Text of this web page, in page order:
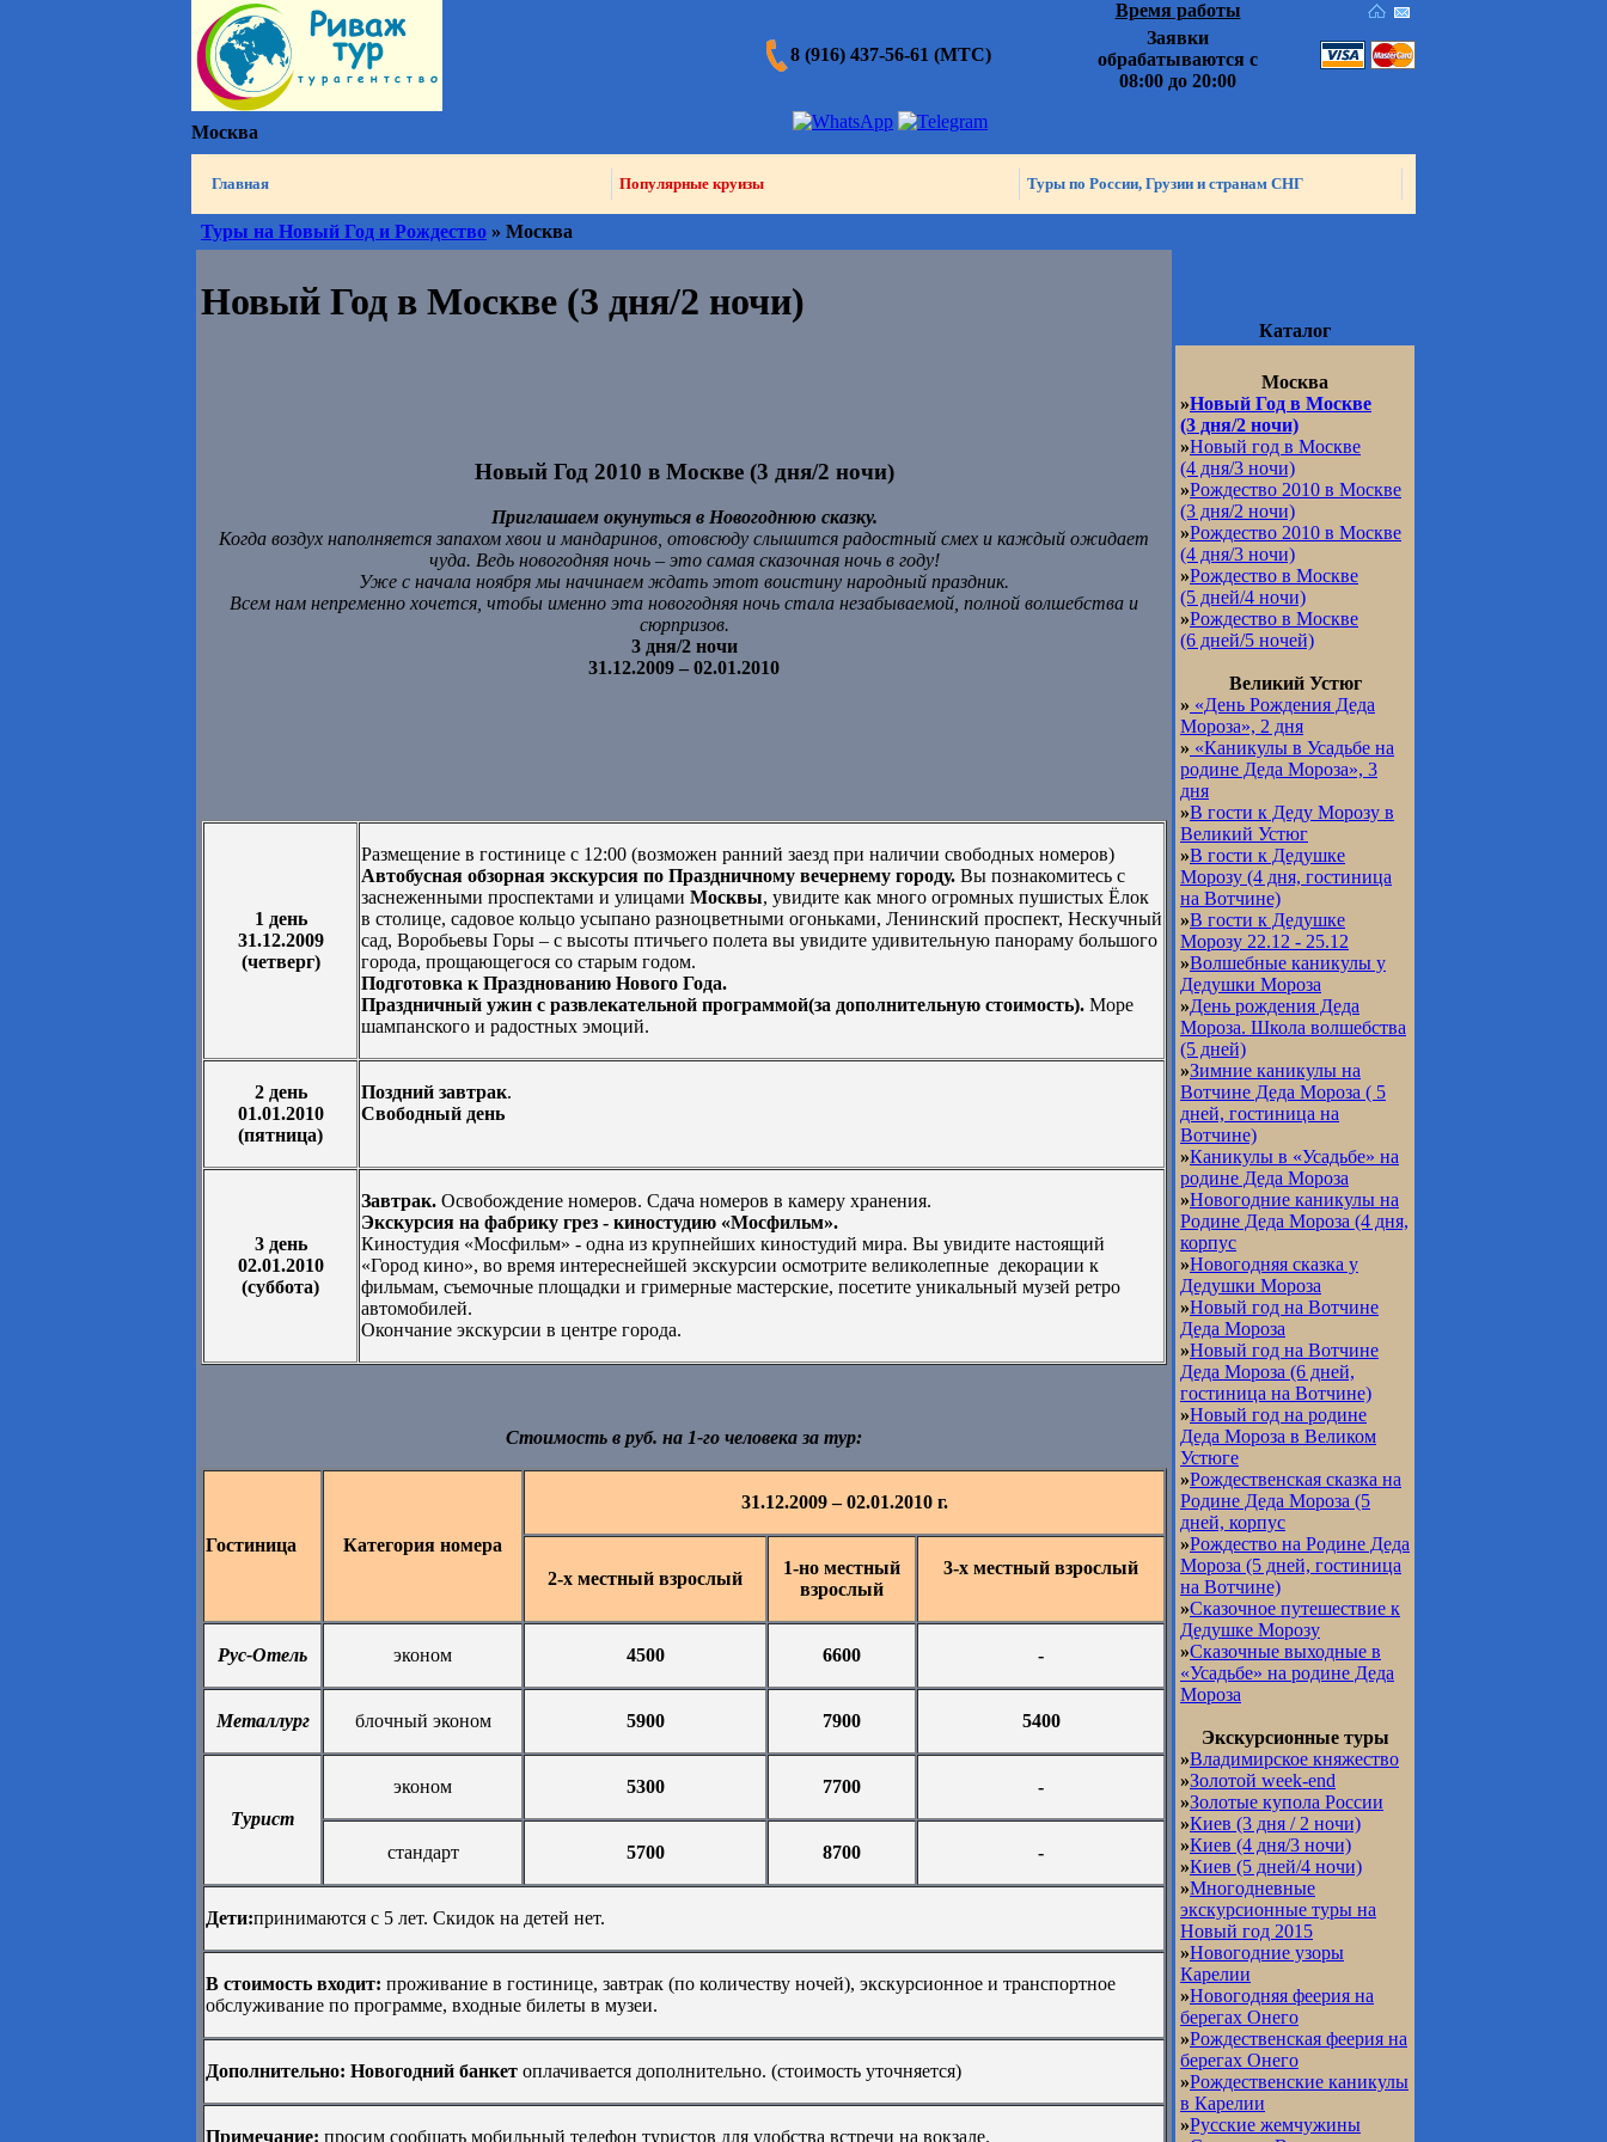
8 (916) 437-56-61 (МТС)
Время работы
Заявки
обрабатываются с
08:00 до 20:00
Москва
Главная Популярные круизы Туры по России, Грузии и странам СНГ
Туры на Новый Год и Рождество » Москва
Новый Год в Москве (3 дня/2 ночи)
Новый Год 2010 в Москве (3 дня/2 ночи)
Приглашаем окунуться в Новогоднюю сказку.
Когда воздух наполняется запахом хвои и мандаринов, отовсюду слышится радостный смех и каждый ожидает
чуда. Ведь новогодняя ночь – это самая сказочная ночь в году!
Уже с начала ноября мы начинаем ждать этот воистину народный праздник.
Всем нам непременно хочется, чтобы именно эта новогодняя ночь стала незабываемой, полной волшебства и
сюрпризов.
3 дня/2 ночи
31.12.2009 – 02.01.2010
1 день
31.12.2009
(четверг)
Размещение в гостинице с 12:00 (возможен ранний заезд при наличии свободных номеров)
Автобусная обзорная экскурсия по Праздничному вечернему городу. Вы познакомитесь с
заснеженными проспектами и улицами Москвы, увидите как много огромных пушистых Ёлок
в столице, садовое кольцо усыпано разноцветными огоньками, Ленинский проспект, Нескучный
сад, Воробьевы Горы – с высоты птичьего полета вы увидите удивительную панораму большого
города, прощающегося со старым годом.
Подготовка к Празднованию Нового Года.
Праздничный ужин с развлекательной программой(за дополнительную стоимость). Море
шампанского и радостных эмоций.
2 день
01.01.2010
(пятница)
Поздний завтрак.
Свободный день
3 день
02.01.2010
(суббота)
Завтрак. Освобождение номеров. Сдача номеров в камеру хранения.
Экскурсия на фабрику грез - киностудию «Мосфильм».
Киностудия «Мосфильм» - одна из крупнейших киностудий мира. Вы увидите настоящий
«Город кино», во время интереснейшей экскурсии осмотрите великолепные декорации к
фильмам, съемочные площадки и гримерные мастерские, посетите уникальный музей ретро
автомобилей.
Окончание экскурсии в центре города.
Стоимость в руб. на 1-го человека за тур:
Гостиница Категория номера
31.12.2009 – 02.01.2010 г.
2-х местный взрослый
1-но местный
взрослый
3-х местный взрослый
Рус-Отель эконом 4500 6600 -
Металлург блочный эконом 5900 7900 5400
Турист
эконом 5300 7700 -
стандарт 5700 8700 -
Дети:принимаются с 5 лет. Скидок на детей нет.
В стоимость входит: проживание в гостинице, завтрак (по количеству ночей), экскурсионное и транспортное
обслуживание по программе, входные билеты в музеи.
Дополнительно: Новогодний банкет оплачивается дополнительно. (стоимость уточняется)
Примечание: просим сообщать мобильный телефон туристов для удобства встречи на вокзале.
Каталог
Москва
»Новый Год в Москве
(3 дня/2 ночи)
»Новый год в Москве
(4 дня/3 ночи)
»Рождество 2010 в Москве
(3 дня/2 ночи)
»Рождество 2010 в Москве
(4 дня/3 ночи)
»Рождество в Москве
(5 дней/4 ночи)
»Рождество в Москве
(6 дней/5 ночей)
Великий Устюг
» «День Рождения Деда
Мороза», 2 дня
» «Каникулы в Усадьбе на
родине Деда Мороза», 3
дня
»В гости к Деду Морозу в
Великий Устюг
»В гости к Дедушке
Морозу (4 дня, гостиница
на Вотчине)
»В гости к Дедушке
Морозу 22.12 - 25.12
»Волшебные каникулы у
Дедушки Мороза
»День рождения Деда
Мороза. Школа волшебства
(5 дней)
»Зимние каникулы на
Вотчине Деда Мороза ( 5
дней, гостиница на
Вотчине)
»Каникулы в «Усадьбе» на
родине Деда Мороза
»Новогодние каникулы на
Родине Деда Мороза (4 дня,
корпус
»Новогодняя сказка у
Дедушки Мороза
»Новый год на Вотчине
Деда Мороза
»Новый год на Вотчине
Деда Мороза (6 дней,
гостиница на Вотчине)
»Новый год на родине
Деда Мороза в Великом
Устюге
»Рождественская сказка на
Родине Деда Мороза (5
дней, корпус
»Рождество на Родине Деда
Мороза (5 дней, гостиница
на Вотчине)
»Сказочное путешествие к
Дедушке Морозу
»Сказочные выходные в
«Усадьбе» на родине Деда
Мороза
Экскурсионные туры
»Владимирское княжество
»Золотой week-end
»Золотые купола России
»Киев (3 дня / 2 ночи)
»Киев (4 дня/3 ночи)
»Киев (5 дней/4 ночи)
»Многодневные
экскурсионные туры на
Новый год 2015
»Новогодние узоры
Карелии
»Новогодняя феерия на
берегах Онего
»Рождественская феерия на
берегах Онего
»Рождественские каникулы
в Карелии
»Русские жемчужины